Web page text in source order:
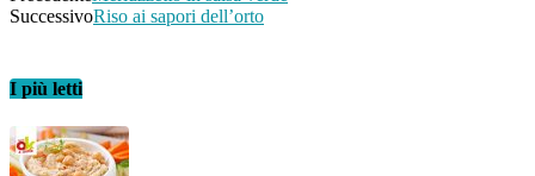
SuccessivoRiso ai sapori dell’orto
I più letti